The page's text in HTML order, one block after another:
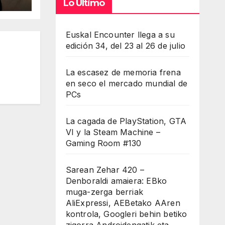
Lo Último
Euskal Encounter llega a su
edición 34, del 23 al 26 de julio
La escasez de memoria frena
en seco el mercado mundial de
PCs
La cagada de PlayStation, GTA
VI y la Steam Machine –
Gaming Room #130
Sarean Zehar 420 –
Denboraldi amaiera: EBko
muga-zerga berriak
AliExpressi, AEBetako AAren
kontrola, Googleri behin betiko